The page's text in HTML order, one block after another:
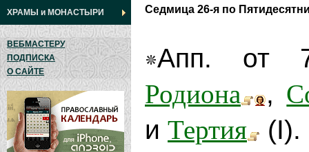
ХРАМЫ и МОНАСТЫРИ
ВЕБМАСТЕРУ
ПОДПИСКА
О САЙТЕ
Седмица 26-я по
Апп. от
Родиона ,
и Тертия
(I).